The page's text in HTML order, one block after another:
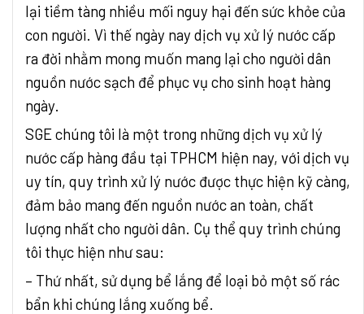
lại tiềm tàng nhiều mối nguy hại đến sức khỏe của
con người. Vì thế ngày nay dịch vụ xử lý nước cấp
ra đời nhằm mong muốn mang lại cho người dân
nguồn nước sạch để phục vụ cho sinh hoạt hàng
ngày.
SGE chúng tôi là một trong những dịch vụ xử lý
nước cấp hàng đầu tại TPHCM hiện nay, với dịch vụ
uy tín, quy trình xử lý nước được thực hiện kỹ càng,
đảm bảo mang đến nguồn nước an toàn, chất
lượng nhất cho người dân. Cụ thể quy trình chúng
tôi thực hiện như sau:
– Thứ nhất, sử dụng bể lắng để loại bỏ một số rác
bẩn khi chúng lắng xuống bể.